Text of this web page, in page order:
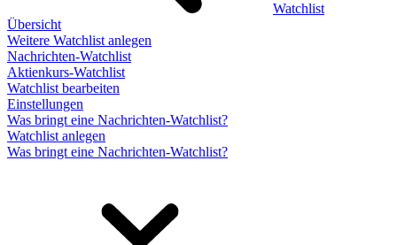
Watchlist
Übersicht
Weitere Watchlist anlegen
Nachrichten-Watchlist
Aktienkurs-Watchlist
Watchlist bearbeiten
Einstellungen
Was bringt eine Nachrichten-Watchlist?
Watchlist anlegen
Was bringt eine Nachrichten-Watchlist?